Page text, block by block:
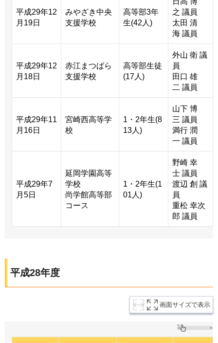
平成29年12
月19日
みやざき中央
支援学校
高等部3年
生(42人)
之 議員
太田 清
海 議員
平成29年12
月18日
赤江まつばら
支援学校
高等部生徒
(17人)
外山 衛 議
員
田口 雄
二 議員
平成29年11
月16日
宮崎西高等学
校
1・2年生(8
13人)
山下 博
三 議員
満行 潤
一 議員
平成29年7
月5日
延岡学園高等
学校
尚学館高等部
コース
1・2年生(1
01人)
野崎 幸
士 議員
渡辺 創 議
員
重松 幸次
郎 議員
平成28年度
画面サイズで表示